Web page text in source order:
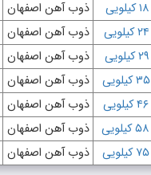
۱۸ کیلویی ذوب آهن اصفهان
۲۴ کیلویی ذوب آهن اصفهان
۲۹ کیلویی ذوب آهن اصفهان
۳۵ کیلویی ذوب آهن اصفهان
۴۶ کیلویی ذوب آهن اصفهان
۵۸ کیلویی ذوب آهن اصفهان
۷۵ کیلویی ذوب آهن اصفهان